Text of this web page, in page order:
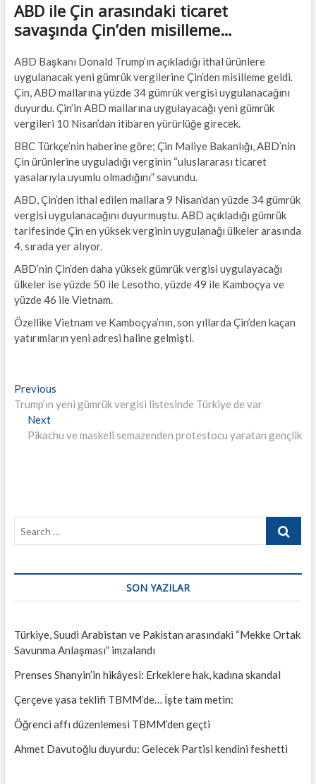
ABD ile Çin arasındaki ticaret
savaşında Çin’den misilleme…
ABD Başkanı Donald Trump’ın açıkladığı ithal ürünlere
uygulanacak yeni gümrük vergilerine Çin’den misilleme geldi.
Çin, ABD mallarına yüzde 34 gümrük vergisi uygulanacağını
duyurdu. Çin’in ABD mallarına uygulayacağı yeni gümrük
vergileri 10 Nisan’dan itibaren yürürlüğe girecek.
BBC Türkçe’nin haberine göre; Çin Maliye Bakanlığı, ABD’nin
Çin ürünlerine uyguladığı verginin “uluslararası ticaret
yasalarıyla uyumlu olmadığını” savundu.
ABD, Çin’den ithal edilen mallara 9 Nisan’dan yüzde 34 gümrük
vergisi uygulanacağını duyurmuştu. ABD açıkladığı gümrük
tarifesinde Çin en yüksek verginin uygulanağı ülkeler arasında
4. sırada yer alıyor.
ABD’nin Çin’den daha yüksek gümrük vergisi uygulayacağı
ülkeler ise yüzde 50 ile Lesotho, yüzde 49 ile Kamboçya ve
yüzde 46 ile Vietnam.
Özellike Vietnam ve Kamboçya’nın, son yıllarda Çin’den kaçan
yatırımların yeni adresi haline gelmişti.
Yazı
gezinmesi
PreviousPrevious
post:
Trump’ın yeni gümrük vergisi listesinde Türkiye de var
NextNext
post:
Pikachu ve maskeli semazenden protestocu yaratan gençlik
Search
SON YAZILAR
Türkiye, Suudi Arabistan ve Pakistan arasındaki “Mekke Ortak
Savunma Anlaşması” imzalandı
Prenses Shanyin’in hikâyesi: Erkeklere hak, kadına skandal
Çerçeve yasa teklifi TBMM’de… İşte tam metin:
Öğrenci affı düzenlemesi TBMM’den geçti
Ahmet Davutoğlu duyurdu: Gelecek Partisi kendini feshetti